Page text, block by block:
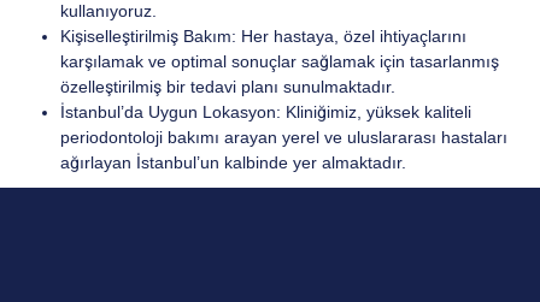
kullanıyoruz.
Kişiselleştirilmiş Bakım: Her hastaya, özel ihtiyaçlarını
karşılamak ve optimal sonuçlar sağlamak için tasarlanmış
özelleştirilmiş bir tedavi planı sunulmaktadır.
İstanbul’da Uygun Lokasyon: Kliniğimiz, yüksek kaliteli
periodontoloji bakımı arayan yerel ve uluslararası hastaları
ağırlayan İstanbul’un kalbinde yer almaktadır.